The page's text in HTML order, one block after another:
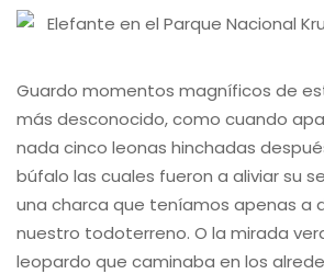
Guardo momentos magníficos de
más desconocido, como cuando
nada cinco leonas hinchadas
búfalo las cuales fueron a aliviar su
una charca que teníamos apenas a
nuestro todoterreno. O la mirada
leopardo que caminaba en los